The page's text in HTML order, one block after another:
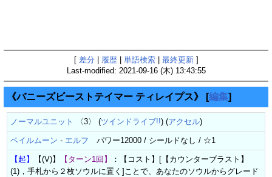
[ 差分 履歴| 単語検索| 最終更新]
Last-modified: 2021-09-16 (木) 13:43:55
《バニーズビーストテイマー ティレイプス》 [編集]
ノーマルユニット 〈3〉 (ツインドライブ!!) (アクセル)
ペイルムーン - エルフ パワー12000 / シールドなし / ☆1
【起】 【(V)】 【ターン1回】
：【コスト】[【カウンターブラスト】
(1)，手札から２枚ソウルに置く]ことで、あなたのソウルからグレード